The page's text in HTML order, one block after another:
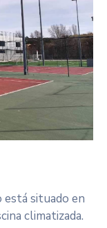
situado en
climatizada.